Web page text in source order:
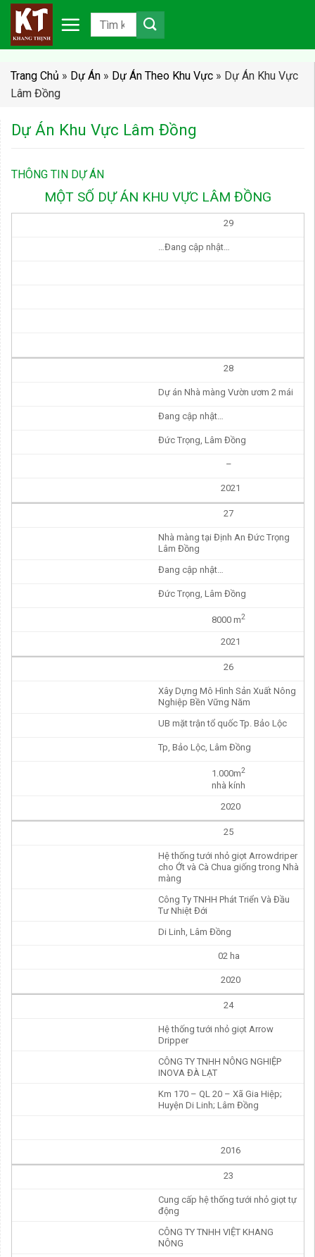
Chuyển
nội
Trang Chủ » Dự Án » Dự Án Theo Khu Vực » Dự Án Khu Vực
Lâm Đồng
Dự Án Khu Vực Lâm Đồng
THÔNG TIN DỰ ÁN
MỘT SỐ DỰ ÁN KHU VỰC LÂM ĐỒNG
29
…Đang cập nhật…
28
Dự án Nhà màng Vườn ươm 2 mái
Đang cập nhật…
Đức Trọng, Lâm Đồng
–
2021
27
Nhà màng tại Định An Đức Trọng
Lâm Đồng
Đang cập nhật…
Đức Trọng, Lâm Đồng
8000 m2
2021
26
Xây Dựng Mô Hình Sản Xuất Nông
Nghiệp Bền Vững Năm
UB mặt trận tổ quốc Tp. Bảo Lộc
Tp, Bảo Lộc, Lâm Đồng
1.000m2
nhà kính
2020
25
Hệ thống tưới nhỏ giọt Arrowdriper
cho Ớt và Cà Chua giống trong Nhà
màng
Công Ty TNHH Phát Triển Và Đầu
Tư Nhiệt Đới
Di Linh, Lâm Đồng
02 ha
2020
24
Hệ thống tưới nhỏ giọt Arrow
Dripper
CÔNG TY TNHH NÔNG NGHIỆP
INOVA ĐÀ LẠT
Km 170 – QL 20 – Xã Gia Hiệp;
Huyện Di Linh; Lâm Đồng
2016
23
Cung cấp hệ thống tưới nhỏ giọt tự
động
CÔNG TY TNHH VIỆT KHANG
NÔNG